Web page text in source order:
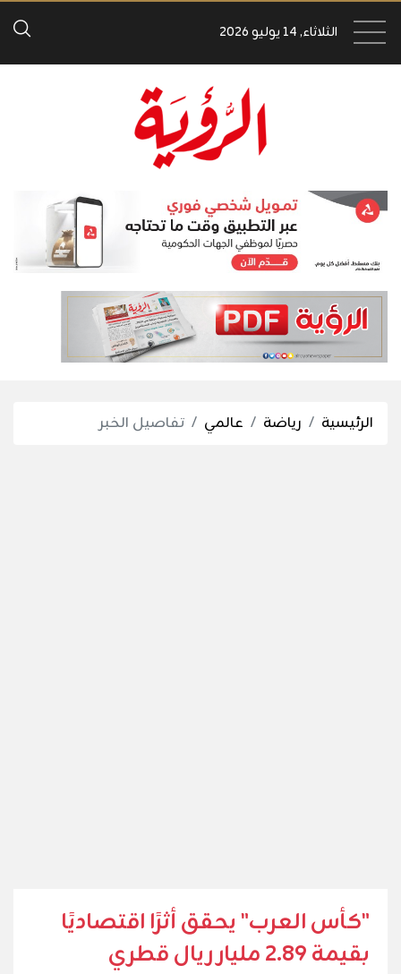
الثلاثاء, 14 يوليو 2026
الرئيسية رياضة عالمي تفاصيل الخبر
"كأس العرب" يحقق أثرًا اقتصاديًا
بقيمة 2.89 مليار ريال قطري